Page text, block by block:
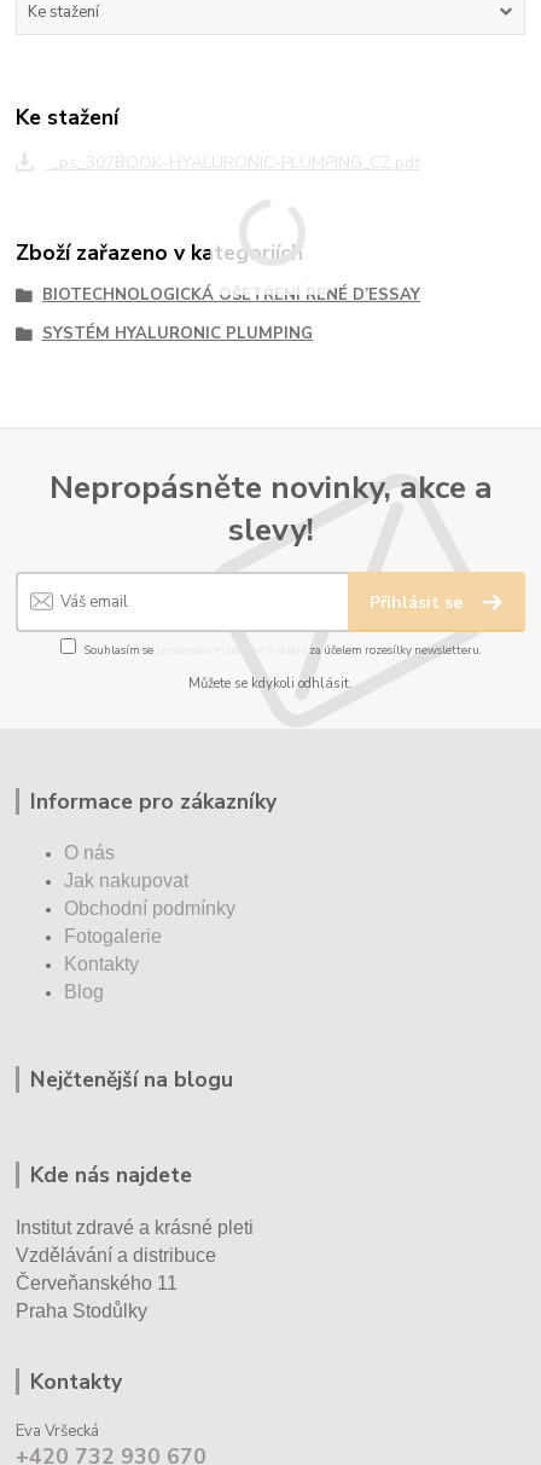
Ke stažení
Ke stažení
_ps_307BOOK-HYALURONIC-PLUMPING_CZ.pdf
Zboží zařazeno v kategoriích
BIOTECHNOLOGICKÁ OŠETŘENÍ RENÉ D’ESSAY
SYSTÉM HYALURONIC PLUMPING
Nepropásněte novinky, akce a
slevy!
Přihlásit se
Souhlasím se za účelem rozesílky newsletteru.
Můžete se kdykoli odhlásit.
Informace pro zákazníky
O nás
Jak nakupovat
Obchodní podmínky
Fotogalerie
Kontakty
Blog
Nejčtenější na blogu
Kde nás najdete
Institut zdravé a krásné pleti
Vzdělávání a distribuce
Červeňanského 11
Praha Stodůlky
Kontakty
Eva Vršecká
+420 732 930 670